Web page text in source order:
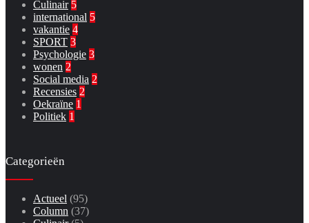
Culinair 5
international 5
vakantie 4
SPORT 3
Psychologie 3
wonen 2
Social media 2
Recensies 2
Oekraïne 1
Politiek 1
Categorieën
Actueel (95)
Column (37)